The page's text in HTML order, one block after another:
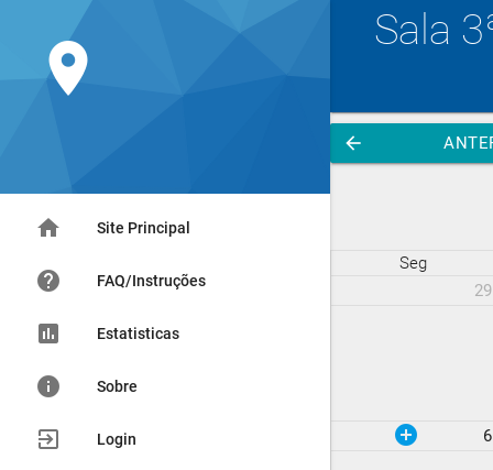
location_on
Site Principal
home
FAQ/Instruções
help
Estatisticas
assessment
Sobre
info
Login
exit_to_app
Sala
arrow_back
Seg
29
6
add_circle